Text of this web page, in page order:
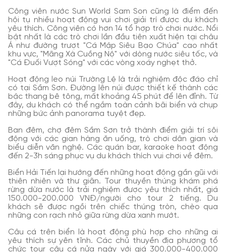
Công viên nước Sun World Sam Son cũng là điểm đến
hội tụ nhiều hoạt động vui chơi giải trí được du khách
yêu thích. Công viên có hơn 14 tổ hợp trò chơi nước. Nổi
bật nhất là các trò chơi lần đầu tiên xuất hiện tại châu
Á như đường trượt "Cá Mập Siêu Bạo Chúa" cao nhất
khu vực, "Mãng Xà Cuồng Nộ" với dòng nước siêu tốc, và
"Cá Đuối Vượt Sóng" với các vòng xoáy nghẹt thở.
Hoạt động leo núi Trường Lệ là trải nghiệm độc đáo chỉ
có tại Sầm Sơn. Đường lên núi được thiết kế thành các
bậc thang bê tông, mất khoảng 45 phút để lên đỉnh. Từ
đây, du khách có thể ngắm toàn cảnh bãi biển và chụp
những bức ảnh panorama tuyệt đẹp.
Ban đêm, chợ đêm Sầm Sơn trở thành điểm giải trí sôi
động với các gian hàng ăn uống, trò chơi dân gian và
biểu diễn văn nghệ. Các quán bar, karaoke hoạt động
đến 2-3h sáng phục vụ du khách thích vui chơi về đêm.
Biển Hải Tiến lại hướng đến những hoạt động gần gũi với
thiên nhiên và thư giãn. Tour thuyền thúng khám phá
rừng dừa nước là trải nghiệm được yêu thích nhất, giá
150.000-200.000 VNĐ/người cho tour 2 tiếng. Du
khách sẽ được ngồi trên chiếc thúng tròn, chèo qua
những con rạch nhỏ giữa rừng dừa xanh mướt.
Câu cá trên biển là hoạt động phù hợp cho những ai
yêu thích sự yên tĩnh. Các chủ thuyền địa phương tổ
chức tour câu cá nửa ngày với giá 300.000-400.000